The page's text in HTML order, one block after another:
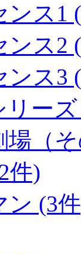
ス1
ス2
ス3
ー
場（
件)
ン (3